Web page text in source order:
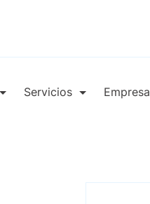
Servicios Empresa